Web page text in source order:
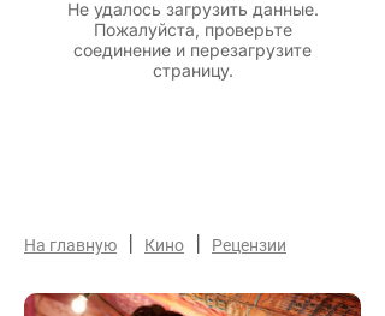
На главную | Кино | Рецензии